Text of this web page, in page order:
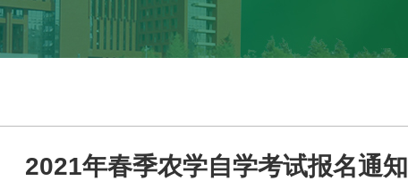
2021年春季农学自学考试报名通知